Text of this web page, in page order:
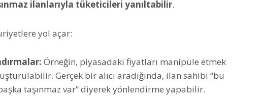
ilanlarıyla tüketicileri yanıltabilir.
yol açar:
Örneğin, piyasadaki fiyatları manipüle etmek
Gerçek bir alıcı aradığında, ilan sahibi “bu
taşınmaz var” diyerek yönlendirme yapabilir.